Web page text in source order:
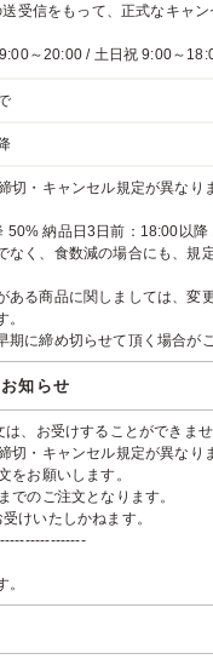
受信をもって、正式なキャ
～20:00 / 土日祝 9:00～
・キャンセル規定が異なり
50% 納品日3日前：18:00以降
く、食数減の場合にも、規
る商品に関しましては、変
に締め切らせて頂く場合がご
知らせ
、お受けすることができませ
・キャンセル規定が異なり
をお願いします。
でのご注文となります。
けいたしかねます。